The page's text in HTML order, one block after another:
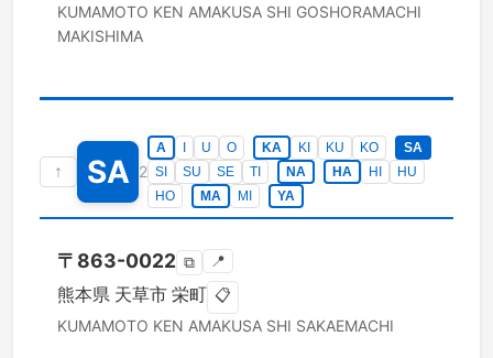
KUMAMOTO KEN AMAKUSA SHI GOSHORAMACHI
MAKISHIMA
↑ SA 2
A U O KA KI KU KO
SA
SI
SU SE TI NA HA HI
HU
HO
MA MI YA
〒 863-0022 ⧉ 📍
熊本県 天草市 栄町 📋
KUMAMOTO KEN AMAKUSA SHI SAKAEMACHI